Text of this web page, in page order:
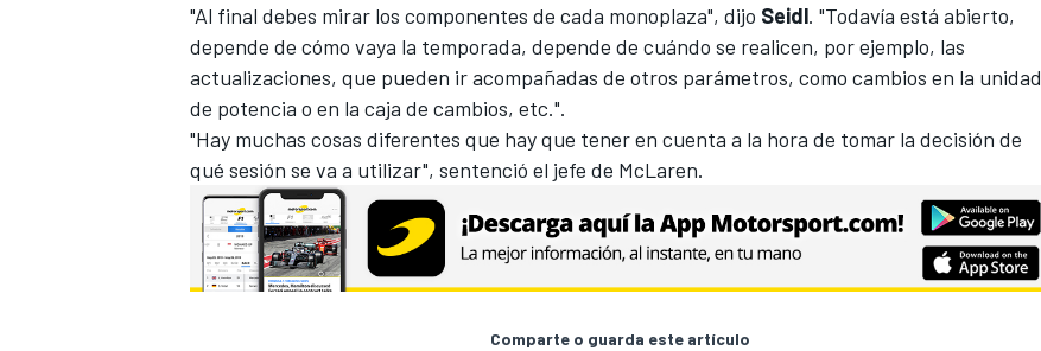
"Al final debes mirar los componentes de cada monoplaza", dijo Seidl. "Todavía está abierto,
depende de cómo vaya la temporada, depende de cuándo se realicen, por ejemplo, las
actualizaciones, que pueden ir acompañadas de otros parámetros, como cambios en la unidad
de potencia o en la caja de cambios, etc.".
"Hay muchas cosas diferentes que hay que tener en cuenta a la hora de tomar la decisión de
qué sesión se va a utilizar", sentenció el jefe de McLaren.
Comparte o guarda este artículo